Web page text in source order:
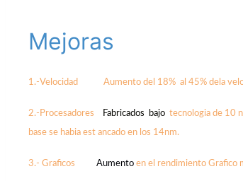
Mejoras
1.-Velocidad Aumento del 18% al 45% dela
2.-Procesadores Fabricados bajo tecnologia de 10
base se habia est ancado en los 14nm.
3.- Graficos Aumento en el rendimiento Grafico